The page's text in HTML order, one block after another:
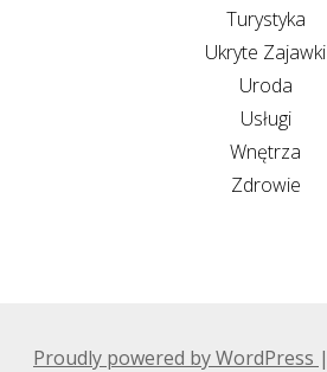
Turystyka
Ukryte Zajawki
Uroda
Usługi
Wnętrza
Zdrowie
Proudly powered by WordPress |